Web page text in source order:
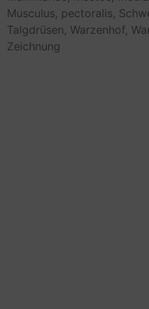
Musculus, pectoralis,
Talgdrüsen, Warzenhof,
Zeichnung